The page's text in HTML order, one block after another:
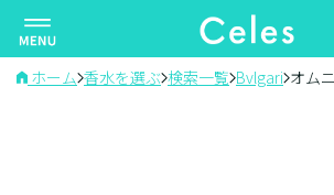
ナ
ビ
ゲ ホーム 香水を選ぶ 検索一覧 Bvlgari オム